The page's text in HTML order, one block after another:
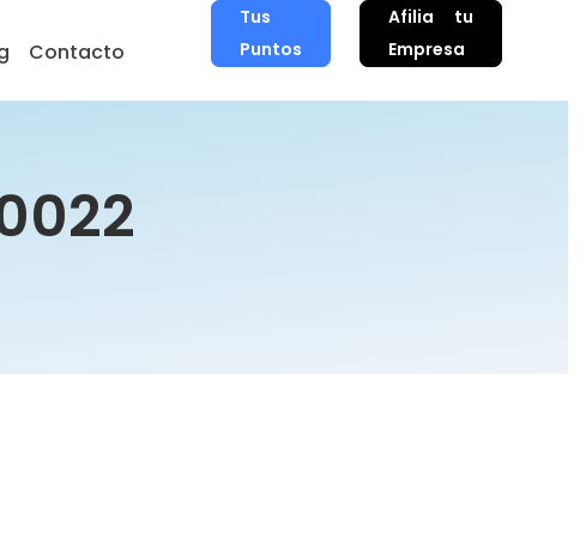
Contacto
Tus
Puntos
Afilia tu
Empresa